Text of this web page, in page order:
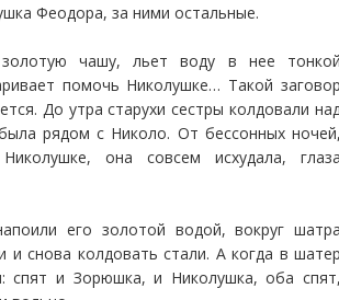
Феодора, за ними остальные.
чашу, льет воду в нее
помочь Николушке… Такой
До утра старухи сестры колдовали
рядом с Николо. От бессонных
она совсем исхудала,
его золотой водой, вокруг
и снова колдовать стали. А когда в
спят и Зорюшка, и Николушка, оба